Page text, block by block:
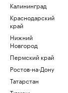
Калининград
Краснодарский
край
Нижний
Новгород
Пермский край
Ростов-на-Дону
Татарстан